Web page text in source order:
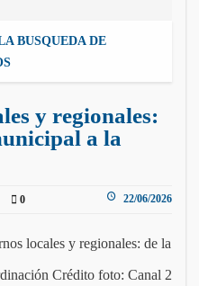
BUSQUEDA DE
y regionales:
a la
0 22/06/2026
locales y regionales: de la
Crédito foto: Canal 2